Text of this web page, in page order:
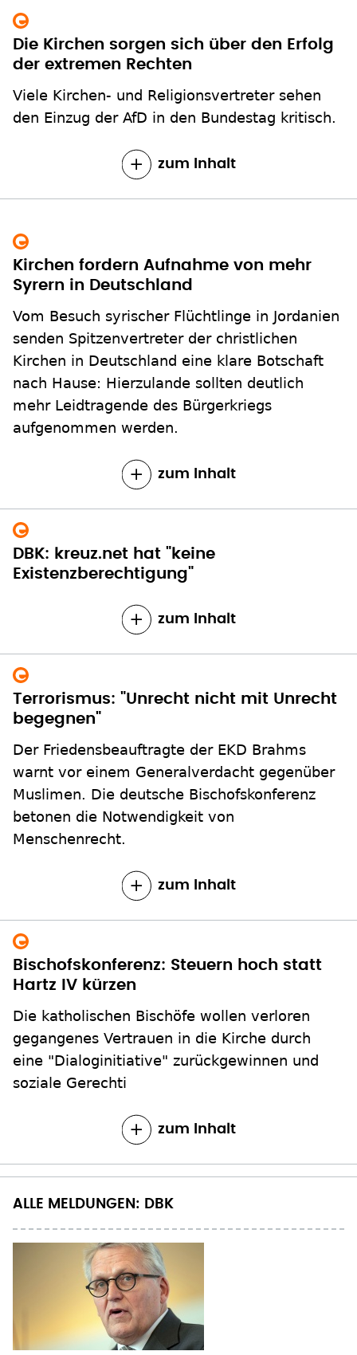
Die Kirchen sorgen sich über den Erfolg
der extremen Rechten
Viele Kirchen- und Religionsvertreter sehen
den Einzug der AfD in den Bundestag kritisch.
zum Inhalt
Kirchen fordern Aufnahme von mehr
Syrern in Deutschland
Vom Besuch syrischer Flüchtlinge in Jordanien
senden Spitzenvertreter der christlichen
Kirchen in Deutschland eine klare Botschaft
nach Hause: Hierzulande sollten deutlich
mehr Leidtragende des Bürgerkriegs
aufgenommen werden.
zum Inhalt
DBK: kreuz.net hat "keine
Existenzberechtigung"
zum Inhalt
Terrorismus: "Unrecht nicht mit Unrecht
begegnen"
Der Friedensbeauftragte der EKD Brahms
warnt vor einem Generalverdacht gegenüber
Muslimen. Die deutsche Bischofskonferenz
betonen die Notwendigkeit von
Menschenrecht.
zum Inhalt
Bischofskonferenz: Steuern hoch statt
Hartz IV kürzen
Die katholischen Bischöfe wollen verloren
gegangenes Vertrauen in die Kirche durch
eine "Dialoginitiative" zurückgewinnen und
soziale Gerechti
zum Inhalt
ALLE MELDUNGEN: DBK